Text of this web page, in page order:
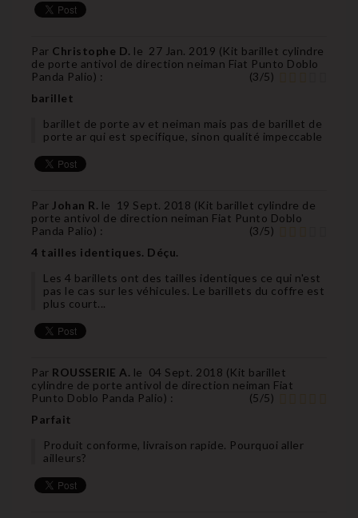
Par Christophe D. le 27 Jan. 2019 (Kit barillet cylindre
de porte antivol de direction neiman Fiat Punto Doblo
Panda Palio) : (3/5)
barillet
barillet de porte av et neiman mais pas de barillet de
porte ar qui est specifique, sinon qualité impeccable
Par Johan R. le 19 Sept. 2018 (Kit barillet cylindre de
porte antivol de direction neiman Fiat Punto Doblo
Panda Palio) : (3/5)
4 tailles identiques. Déçu.
Les 4 barillets ont des tailles identiques ce qui n'est
pas le cas sur les véhicules. Le barillets du coffre est
plus court...
Par ROUSSERIE A. le 04 Sept. 2018 (Kit barillet
cylindre de porte antivol de direction neiman Fiat
Punto Doblo Panda Palio) : (5/5)
Parfait
Produit conforme, livraison rapide. Pourquoi aller
ailleurs?